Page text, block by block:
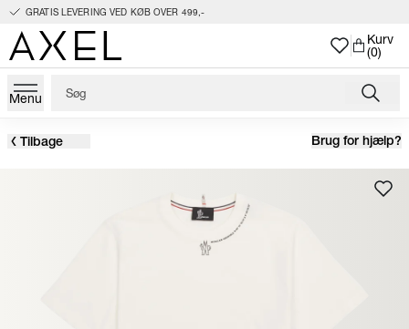
GRATIS LEVERING VED KØB OVER 499,-
Kurv
(0)
Menu
Tilbage Brug for hjælp?